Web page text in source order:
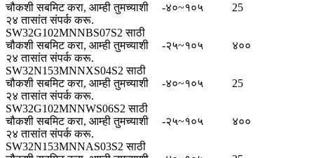
चौकशी सबमिट करा, आम्ही तुमच्याशी
२४ तासांत संपर्क करू.
-४०~१०५ 25
SW32G102MNNBS07S2 साठी
चौकशी सबमिट करा, आम्ही तुमच्याशी
२४ तासांत संपर्क करू.
-२५~१०५ ४००
SW32N153MNNXS04S2 साठी
चौकशी सबमिट करा, आम्ही तुमच्याशी
२४ तासांत संपर्क करू.
-४०~१०५ 25
SW32G102MNNWS06S2 साठी
चौकशी सबमिट करा, आम्ही तुमच्याशी
२४ तासांत संपर्क करू.
-२५~१०५ ४००
SW32N153MNNAS03S2 साठी